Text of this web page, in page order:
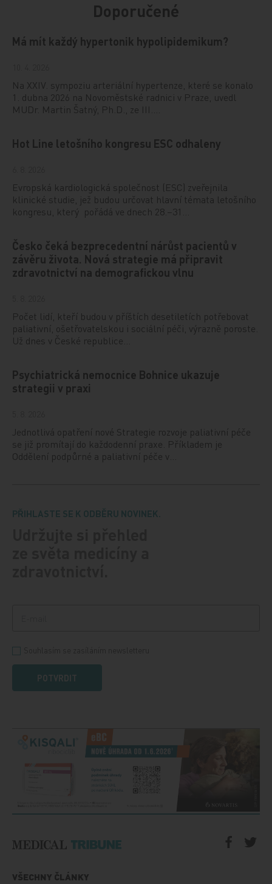
Doporučené
Má mít každý hypertonik hypolipidemikum?
Na XXIV. sympoziu arteriální hypertenze, které se konalo
1. dubna 2026 na Novoměstské radnici v Praze, uvedl
MUDr. Martin Šatný, Ph.D., ze III.…
Hot Line letošního kongresu ESC odhaleny
Evropská kardiologická společnost (ESC) zveřejnila
klinické studie, jež budou určovat hlavní témata letošního
kongresu, který pořádá ve dnech 28.–31…
Česko čeká bezprecedentní nárůst pacientů v
závěru života. Nová strategie má připravit
zdravotnictví na demografickou vlnu
Počet lidí, kteří budou v příštích desetiletích potřebovat
paliativní, ošetřovatelskou i sociální péči, výrazně poroste.
Už dnes v České republice…
Psychiatrická nemocnice Bohnice ukazuje
strategii v praxi
Jednotlivá opatření nové Strategie rozvoje paliativní péče
se již promítají do každodenní praxe. Příkladem je
Oddělení podpůrné a paliativní péče v…
PŘIHLASTE SE K ODBĚRU NOVINEK.
POTVRDIT
VŠECHNY ČLÁNKY